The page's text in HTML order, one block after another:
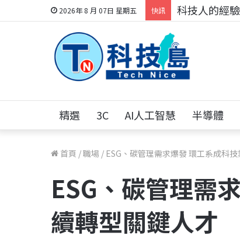
2026年 8 月 07日 星期五 快訊 科技人找工
精選 3C AI人工智慧 半導體
首頁 /職場 / ESG、碳管理需求爆發 環工系成科
ESG、碳管理需
續轉型關鍵人才